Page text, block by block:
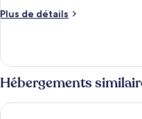
chambre :
balcon,
vue
jardin
Plus de détails
Plus
le
type
de
chambre
Bungalow
Hébergements
Basecamp Mafía Island